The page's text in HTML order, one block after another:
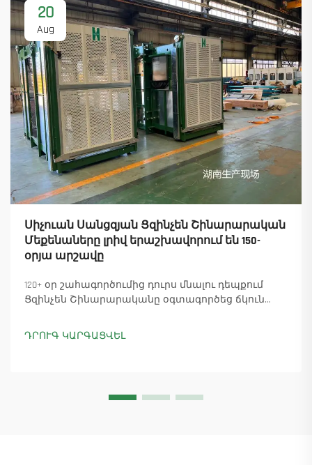
20
Aug
Սիչուան Սանցզյան Ցզինչեն Շինարարական
Մեքենաները լրիվ երաշխավորում են 150-
օրյա արշավը
120+ օր շահագործումից դուրս մնալու դեպքում
Ցզինչեն Շինարարականը օգտագործեց ճկուն
ապահովելով 18 աշտարակային ճանկային
տնտեսուղղիչների մատուցումը և ապահովելով
ԴՐՈՒԳ ԿԱՐԳԱՑՎԵԼ